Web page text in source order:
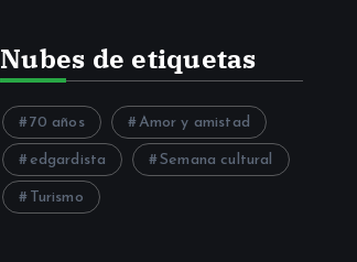
Nubes de etiquetas
70 años Amor y amistad
edgardista Semana cultural
Turismo